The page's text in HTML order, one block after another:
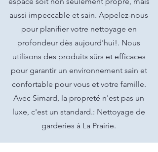
aussi impeccable et sain. Appelez-nous
pour planifier votre nettoyage en
profondeur dès aujourd'hui!. Nous
utilisons des produits sûrs et efficaces
pour garantir un environnement sain et
confortable pour vous et votre famille.
Avec Simard, la propreté n'est pas un
luxe, c'est un standard.: Nettoyage de
garderies à La Prairie.